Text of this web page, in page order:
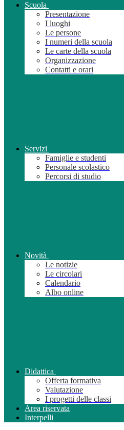
Scuola
Presentazione
I luoghi
Le persone
I numeri della scuola
Le carte della scuola
Organizzazione
Contatti e orari
Servizi
Famiglie e studenti
Personale scolastico
Percorsi di studio
Novità
Le notizie
Le circolari
Calendario
Albo online
Didattica
Offerta formativa
Valutazione
I progetti delle classi
Area riservata
Interpelli